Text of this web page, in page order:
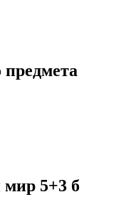
предмета
5+3 б